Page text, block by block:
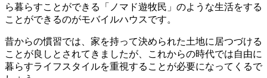
ら暮らすことができる「ノマド遊牧民」のような生活をする
ことができるのがモバイルハウスです。
昔からの慣習では、家を持って決められた土地に居つづける
ことが良しとされてきましたが、これからの時代では自由に
暮らすライフスタイルを重視することが必要になってくるで